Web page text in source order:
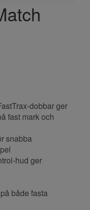
dobbar ger
fast mark och
snabba
hud ger
både fasta